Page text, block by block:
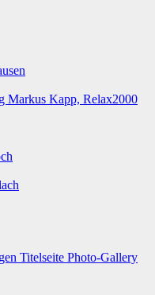
Markus Kapp, Relax2000
Titelseite Photo-Gallery